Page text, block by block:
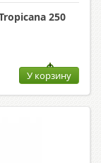
250
У корзину